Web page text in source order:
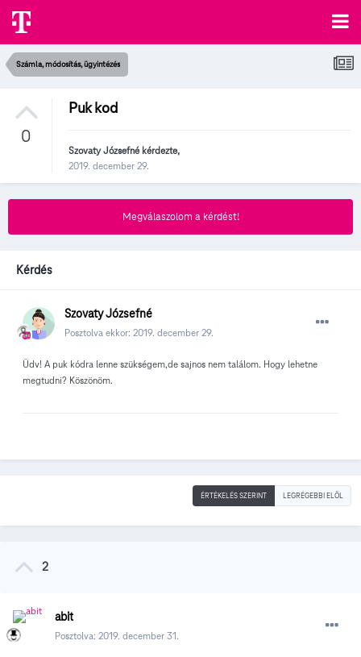
Számla, módosítás, ügyintézés
0
Puk kod
Szovaty Józsefnékérdezte,
2019. december 29.
Megválaszolom a kérdést!
Kérdés
Szovaty Józsefné
Posztolva ekkor: 2019. december 29.
Üdv! A puk kódra lenne szükségem,de sajnos nem találom. Hogy lehetne
megtudni? Köszönöm.
ÉRTÉKELÉS SZERINT LEGRÉGEBBI ELÖL
2
abit
Posztolva: 2019. december 31.